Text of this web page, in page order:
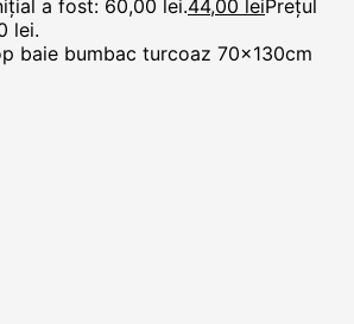
a fost: 60,00 lei.44,00 leiPrețul
lei.
baie bumbac turcoaz 70x130cm